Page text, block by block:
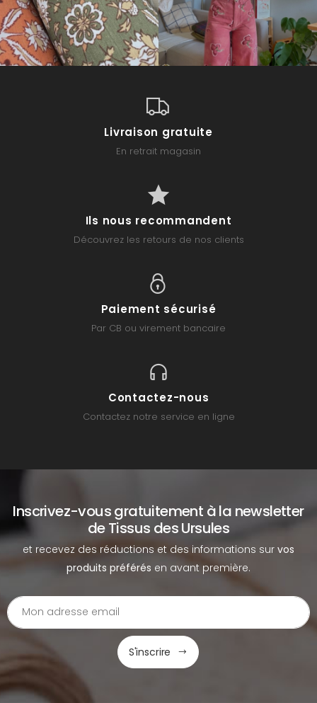
Livraison gratuite
En retrait magasin
Ils nous recommandent
Découvrez les retours de nos clients
Paiement sécurisé
Par CB ou virement bancaire
Contactez-nous
Contactez notre service en ligne
Inscrivez-vous gratuitement à la newsletter
de Tissus des Ursules
et recevez des réductions et des informations sur vos
produits préférés en avant première.
S'inscrire